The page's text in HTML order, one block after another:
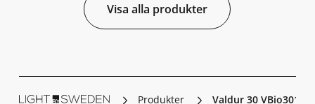
Visa alla produkter
Produkter Valdur 30 VBio3019-1